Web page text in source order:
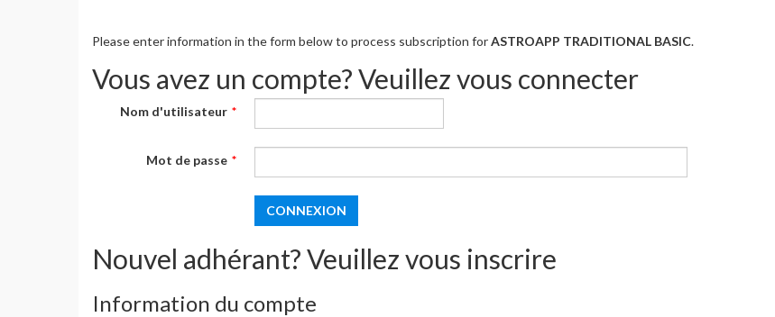
Please enter information in the form below to process subscription forASTROAPP TRADITIONAL BASIC.
Vous avez un compte? Veuillez vous connecter
Nom d'utilisateur *
Mot de passe *
Nouvel adhérant? Veuillez vous inscrire
Information du compte